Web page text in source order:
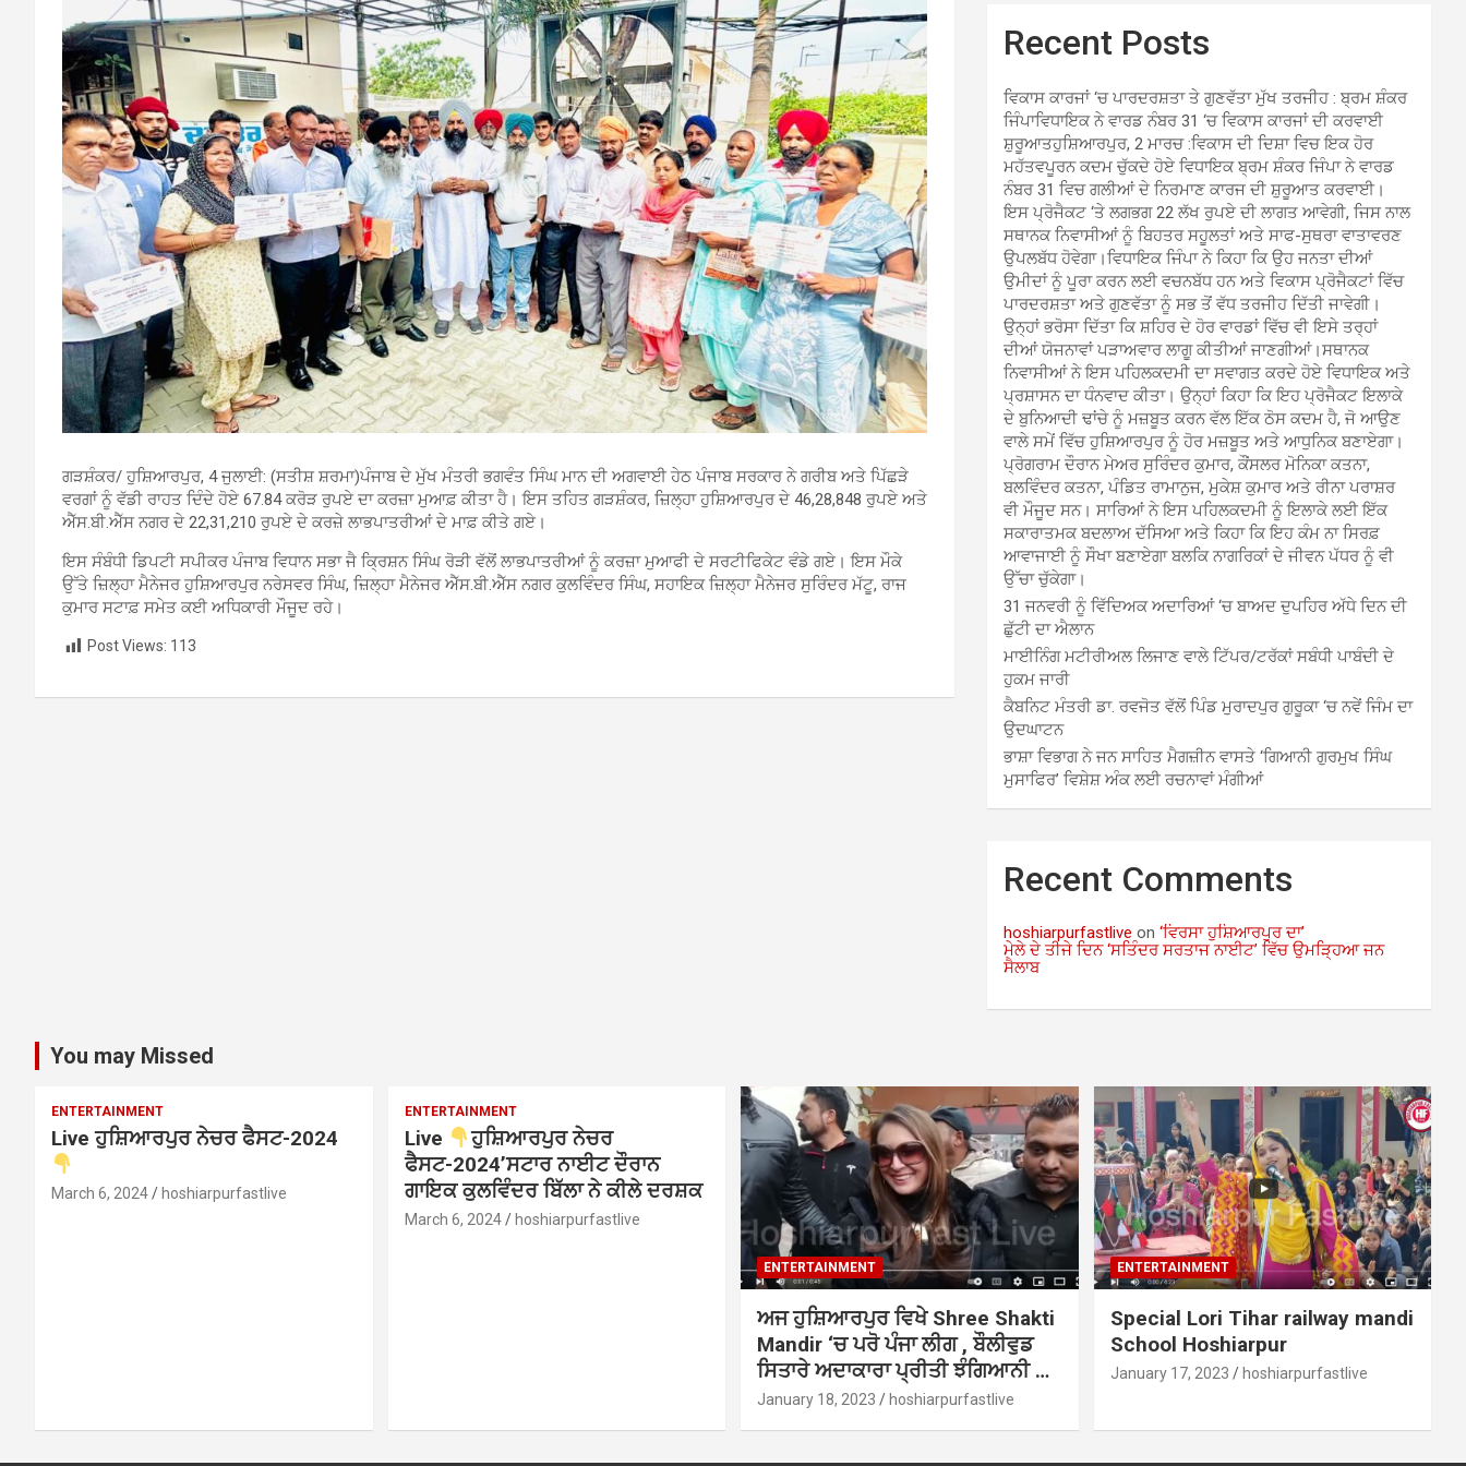
ਗੜਸ਼ੰਕਰ/ ਹੁਸ਼ਿਆਰਪੁਰ, 4 ਜੁਲਾਈ: (ਸਤੀਸ਼ ਸ਼ਰਮਾ)ਪੰਜਾਬ ਦੇ ਮੁੱਖ ਮੰਤਰੀ ਭਗਵੰਤ ਸਿੰਘ ਮਾਨ ਦੀ ਅਗਵਾਈ ਹੇਠ ਪੰਜਾਬ ਸਰਕਾਰ ਨੇ ਗਰੀਬ ਅਤੇ ਪਿੱਛੜੇ
ਵਰਗਾਂ ਨੂੰ ਵੱਡੀ ਰਾਹਤ ਦਿੰਦੇ ਹੋਏ 67.84 ਕਰੋੜ ਰੁਪਏ ਦਾ ਕਰਜ਼ਾ ਮੁਆਫ਼ ਕੀਤਾ ਹੈ। ਇਸ ਤਹਿਤ ਗੜਸ਼ੰਕਰ, ਜ਼ਿਲ੍ਹਾ ਹੁਸ਼ਿਆਰਪੁਰ ਦੇ 46,28,848 ਰੁਪਏ ਅਤੇ
ਐੱਸ.ਬੀ.ਐੱਸ ਨਗਰ ਦੇ 22,31,210 ਰੁਪਏ ਦੇ ਕਰਜ਼ੇ ਲਾਭਪਾਤਰੀਆਂ ਦੇ ਮਾਫ਼ ਕੀਤੇ ਗਏ।
ਇਸ ਸੰਬੰਧੀ ਡਿਪਟੀ ਸਪੀਕਰ ਪੰਜਾਬ ਵਿਧਾਨ ਸਭਾ ਜੈ ਕ੍ਰਿਸ਼ਨ ਸਿੰਘ ਰੋੜੀ ਵੱਲੋਂ ਲਾਭਪਾਤਰੀਆਂ ਨੂੰ ਕਰਜ਼ਾ ਮੁਆਫੀ ਦੇ ਸਰਟੀਫਿਕੇਟ ਵੰਡੇ ਗਏ। ਇਸ ਮੌਕੇ
ਉੱਤੇ ਜ਼ਿਲ੍ਹਾ ਮੈਨੇਜਰ ਹੁਸ਼ਿਆਰਪੁਰ ਨਰੇਸਵਰ ਸਿੰਘ, ਜ਼ਿਲ੍ਹਾ ਮੈਨੇਜਰ ਐੱਸ.ਬੀ.ਐੱਸ ਨਗਰ ਕੁਲਵਿੰਦਰ ਸਿੰਘ, ਸਹਾਇਕ ਜ਼ਿਲ੍ਹਾ ਮੈਨੇਜਰ ਸੁਰਿੰਦਰ ਮੱਟੂ, ਰਾਜ
ਕੁਮਾਰ ਸਟਾਫ਼ ਸਮੇਤ ਕਈ ਅਧਿਕਾਰੀ ਮੌਜੂਦ ਰਹੇ।
Post Views: 113
Recent Posts
ਵਿਕਾਸ ਕਾਰਜਾਂ ‘ਚ ਪਾਰਦਰਸ਼ਤਾ ਤੇ ਗੁਣਵੱਤਾ ਮੁੱਖ ਤਰਜੀਹ : ਬ੍ਰਮ ਸ਼ੰਕਰ
ਜਿੰਪਾਵਿਧਾਇਕ ਨੇ ਵਾਰਡ ਨੰਬਰ 31 ‘ਚ ਵਿਕਾਸ ਕਾਰਜਾਂ ਦੀ ਕਰਵਾਈ
ਸ਼ੁਰੂਆਤਹੁਸ਼ਿਆਰਪੁਰ, 2 ਮਾਰਚ :ਵਿਕਾਸ ਦੀ ਦਿਸ਼ਾ ਵਿਚ ਇਕ ਹੋਰ
ਮਹੱਤਵਪੂਰਨ ਕਦਮ ਚੁੱਕਦੇ ਹੋਏ ਵਿਧਾਇਕ ਬ੍ਰਮ ਸ਼ੰਕਰ ਜਿੰਪਾ ਨੇ ਵਾਰਡ
ਨੰਬਰ 31 ਵਿਚ ਗਲੀਆਂ ਦੇ ਨਿਰਮਾਣ ਕਾਰਜ ਦੀ ਸ਼ੁਰੂਆਤ ਕਰਵਾਈ।
ਇਸ ਪ੍ਰੋਜੈਕਟ ‘ਤੇ ਲਗਭਗ 22 ਲੱਖ ਰੁਪਏ ਦੀ ਲਾਗਤ ਆਵੇਗੀ, ਜਿਸ ਨਾਲ
ਸਥਾਨਕ ਨਿਵਾਸੀਆਂ ਨੂੰ ਬਿਹਤਰ ਸਹੂਲਤਾਂ ਅਤੇ ਸਾਫ-ਸੁਥਰਾ ਵਾਤਾਵਰਣ
ਉਪਲਬੱਧ ਹੋਵੇਗਾ।ਵਿਧਾਇਕ ਜਿੰਪਾ ਨੇ ਕਿਹਾ ਕਿ ਉਹ ਜਨਤਾ ਦੀਆਂ
ਉਮੀਦਾਂ ਨੂੰ ਪੂਰਾ ਕਰਨ ਲਈ ਵਚਨਬੱਧ ਹਨ ਅਤੇ ਵਿਕਾਸ ਪ੍ਰੋਜੈਕਟਾਂ ਵਿੱਚ
ਪਾਰਦਰਸ਼ਤਾ ਅਤੇ ਗੁਣਵੱਤਾ ਨੂੰ ਸਭ ਤੋਂ ਵੱਧ ਤਰਜੀਹ ਦਿੱਤੀ ਜਾਵੇਗੀ।
ਉਨ੍ਹਾਂ ਭਰੋਸਾ ਦਿੱਤਾ ਕਿ ਸ਼ਹਿਰ ਦੇ ਹੋਰ ਵਾਰਡਾਂ ਵਿੱਚ ਵੀ ਇਸੇ ਤਰ੍ਹਾਂ
ਦੀਆਂ ਯੋਜਨਾਵਾਂ ਪੜਾਅਵਾਰ ਲਾਗੂ ਕੀਤੀਆਂ ਜਾਣਗੀਆਂ।ਸਥਾਨਕ
ਨਿਵਾਸੀਆਂ ਨੇ ਇਸ ਪਹਿਲਕਦਮੀ ਦਾ ਸਵਾਗਤ ਕਰਦੇ ਹੋਏ ਵਿਧਾਇਕ ਅਤੇ
ਪ੍ਰਸ਼ਾਸਨ ਦਾ ਧੰਨਵਾਦ ਕੀਤਾ। ਉਨ੍ਹਾਂ ਕਿਹਾ ਕਿ ਇਹ ਪ੍ਰੋਜੈਕਟ ਇਲਾਕੇ
ਦੇ ਬੁਨਿਆਦੀ ਢਾਂਚੇ ਨੂੰ ਮਜ਼ਬੂਤ ਕਰਨ ਵੱਲ ਇੱਕ ਠੋਸ ਕਦਮ ਹੈ, ਜੋ ਆਉਣ
ਵਾਲੇ ਸਮੇਂ ਵਿੱਚ ਹੁਸ਼ਿਆਰਪੁਰ ਨੂੰ ਹੋਰ ਮਜ਼ਬੂਤ ਅਤੇ ਆਧੁਨਿਕ ਬਣਾਏਗਾ।
ਪ੍ਰੋਗਰਾਮ ਦੌਰਾਨ ਮੇਅਰ ਸੁਰਿੰਦਰ ਕੁਮਾਰ, ਕੌਂਸਲਰ ਮੋਨਿਕਾ ਕਤਨਾ,
ਬਲਵਿੰਦਰ ਕਤਨਾ, ਪੰਡਿਤ ਰਾਮਾਨੁਜ, ਮੁਕੇਸ਼ ਕੁਮਾਰ ਅਤੇ ਰੀਨਾ ਪਰਾਸ਼ਰ
ਵੀ ਮੌਜੂਦ ਸਨ। ਸਾਰਿਆਂ ਨੇ ਇਸ ਪਹਿਲਕਦਮੀ ਨੂੰ ਇਲਾਕੇ ਲਈ ਇੱਕ
ਸਕਾਰਾਤਮਕ ਬਦਲਾਅ ਦੱਸਿਆ ਅਤੇ ਕਿਹਾ ਕਿ ਇਹ ਕੰਮ ਨਾ ਸਿਰਫ਼
ਆਵਾਜਾਈ ਨੂੰ ਸੌਖਾ ਬਣਾਏਗਾ ਬਲਕਿ ਨਾਗਰਿਕਾਂ ਦੇ ਜੀਵਨ ਪੱਧਰ ਨੂੰ ਵੀ
ਉੱਚਾ ਚੁੱਕੇਗਾ।
31 ਜਨਵਰੀ ਨੂੰ ਵਿੱਦਿਅਕ ਅਦਾਰਿਆਂ ‘ਚ ਬਾਅਦ ਦੁਪਹਿਰ ਅੱਧੇ ਦਿਨ ਦੀ
ਛੁੱਟੀ ਦਾ ਐਲਾਨ
ਮਾਈਨਿੰਗ ਮਟੀਰੀਅਲ ਲਿਜਾਣ ਵਾਲੇ ਟਿੱਪਰ/ਟਰੱਕਾਂ ਸਬੰਧੀ ਪਾਬੰਦੀ ਦੇ
ਹੁਕਮ ਜਾਰੀ
ਕੈਬਨਿਟ ਮੰਤਰੀ ਡਾ. ਰਵਜੋਤ ਵੱਲੋਂ ਪਿੰਡ ਮੁਰਾਦਪੁਰ ਗੁਰੂਕਾ ‘ਚ ਨਵੇਂ ਜਿੰਮ ਦਾ
ਉਦਘਾਟਨ
ਭਾਸ਼ਾ ਵਿਭਾਗ ਨੇ ਜਨ ਸਾਹਿਤ ਮੈਗਜ਼ੀਨ ਵਾਸਤੇ ‘ਗਿਆਨੀ ਗੁਰਮੁਖ ਸਿੰਘ
ਮੁਸਾਫਿਰ’ ਵਿਸ਼ੇਸ਼ ਅੰਕ ਲਈ ਰਚਨਾਵਾਂ ਮੰਗੀਆਂ
Recent Comments
hoshiarpurfastlive on‘ਵਿਰਸਾ ਹੁਸ਼ਿਆਰਪੁਰ ਦਾ’
ਮੇਲੇ ਦੇ ਤੀਜੇ ਦਿਨ ‘ਸਤਿੰਦਰ ਸਰਤਾਜ ਨਾਈਟ’ ਵਿੱਚ ਉਮੜ੍ਹਿਆ ਜਨ
ਸੈਲਾਬ
You may Missed
ENTERTAINMENT
Live ਹੁਸ਼ਿਆਰਪੁਰ ਨੇਚਰ ਫੈਸਟ-2024
March 6, 2024 hoshiarpurfastlive
ENTERTAINMENT
Live
ਹੁਸ਼ਿਆਰਪੁਰ ਨੇਚਰ
ਫੈਸਟ-2024’ਸਟਾਰ ਨਾਈਟ ਦੌਰਾਨ
ਗਾਇਕ ਕੁਲਵਿੰਦਰ ਬਿੱਲਾ ਨੇ ਕੀਲੇ ਦਰਸ਼ਕ
March 6, 2024 hoshiarpurfastlive
ENTERTAINMENT
ਅਜ ਹੁਸ਼ਿਆਰਪੁਰ ਵਿਖੇ Shree Shakti
Mandir ‘ਚ ਪਰੋ ਪੰਜਾ ਲੀਗ , ਬੌਲੀਵੁਡ
ਸਿਤਾਰੇ ਅਦਾਕਾਰਾ ਪ੍ਰੀਤੀ ਝੰਗਿਆਨੀ …
January 18, 2023 hoshiarpurfastlive
ENTERTAINMENT
Special Lori Tihar railway mandi
School Hoshiarpur
January 17, 2023 hoshiarpurfastlive